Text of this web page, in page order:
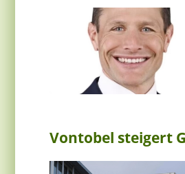
Vontobel steigert